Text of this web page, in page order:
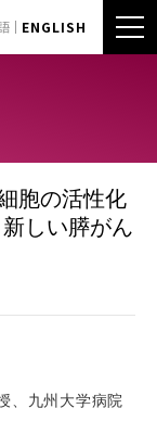
ENGLISH
胞の活性化
しい膵がん
、九州大学病院